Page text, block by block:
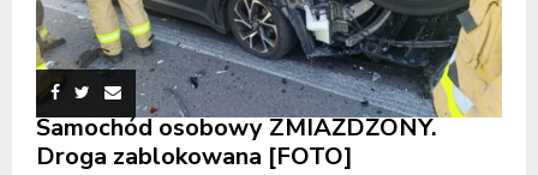
Samochód osobowy ZMIAŻDŻONY.
Droga zablokowana [FOTO]